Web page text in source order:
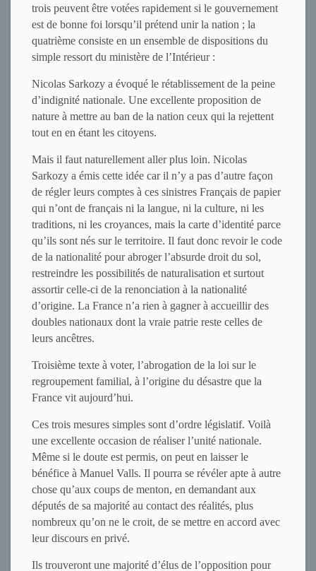
trois peuvent être votées rapidement si le gouvernement
est de bonne foi lorsqu’il prétend unir la nation ; la
quatrième consiste en un ensemble de dispositions du
simple ressort du ministère de l’Intérieur :
Nicolas Sarkozy a évoqué le rétablissement de la peine
d’indignité nationale. Une excellente proposition de
nature à mettre au ban de la nation ceux qui la rejettent
tout en en étant les citoyens.
Mais il faut naturellement aller plus loin. Nicolas
Sarkozy a émis cette idée car il n’y a pas d’autre façon
de régler leurs comptes à ces sinistres Français de papier
qui n’ont de français ni la langue, ni la culture, ni les
traditions, ni les croyances, mais la carte d’identité parce
qu’ils sont nés sur le territoire. Il faut donc revoir le code
de la nationalité pour abroger l’absurde droit du sol,
restreindre les possibilités de naturalisation et surtout
assortir celle-ci de la renonciation à la nationalité
d’origine. La France n’a rien à gagner à accueillir des
doubles nationaux dont la vraie patrie reste celles de
leurs ancêtres.
Troisième texte à voter, l’abrogation de la loi sur le
regroupement familial, à l’origine du désastre que la
France vit aujourd’hui.
Ces trois mesures simples sont d’ordre législatif. Voilà
une excellente occasion de réaliser l’unité nationale.
Même si le doute est permis, on peut en laisser le
bénéfice à Manuel Valls. Il pourra se révéler apte à autre
chose qu’aux coups de menton, en demandant aux
députés de sa majorité au contact des réalités, plus
nombreux qu’on ne le croit, de se mettre en accord avec
leur discours en privé.
Ils trouveront une majorité d’élus de l’opposition pour